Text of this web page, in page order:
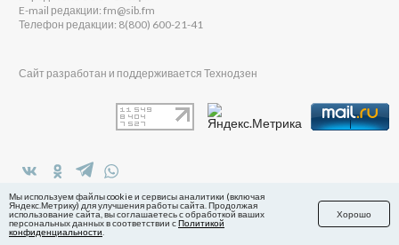
в Яндекс.Дзен
E-mail редакции: fm@sib.fm
Телефон редакции: 8(800) 600-21-41
Сайт разработан и поддерживается Технодзен
Мы используем файлы cookie и сервисы аналитики (включая
Яндекс.Метрику) для улучшения работы сайта. Продолжая
использование сайта, вы соглашаетесь с обработкой ваших
персональных данных в соответствии сПолитикой
конфиденциальности
Хорошо